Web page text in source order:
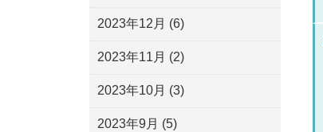
2023年12月 (6)
2023年11月 (2)
2023年10月 (3)
2023年9月 (5)